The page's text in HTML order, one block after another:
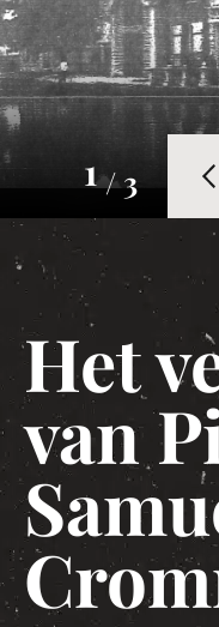
1/ 3
Het
van